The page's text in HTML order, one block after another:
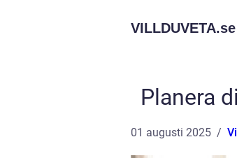
VILLDUVETA.se
Planera
01 augusti 2025